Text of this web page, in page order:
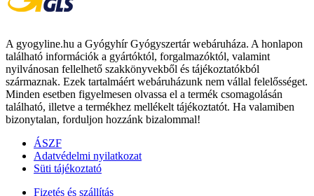
A gyogyline.hu a Gyógyhír Gyógyszertár webáruháza. A honlapon
található információk a gyártóktól, forgalmazóktól, valamint
nyilvánosan fellelhető szakkönyvekből és tájékoztatókból
származnak. Ezek tartalmáért webáruházunk nem vállal felelősséget.
Minden esetben figyelmesen olvassa el a termék csomagolásán
található, illetve a termékhez mellékelt tájékoztatót. Ha valamiben
bizonytalan, forduljon hozzánk bizalommal!
ÁSZF
Adatvédelmi nyilatkozat
Süti tájékoztató
Fizetés és szállítás